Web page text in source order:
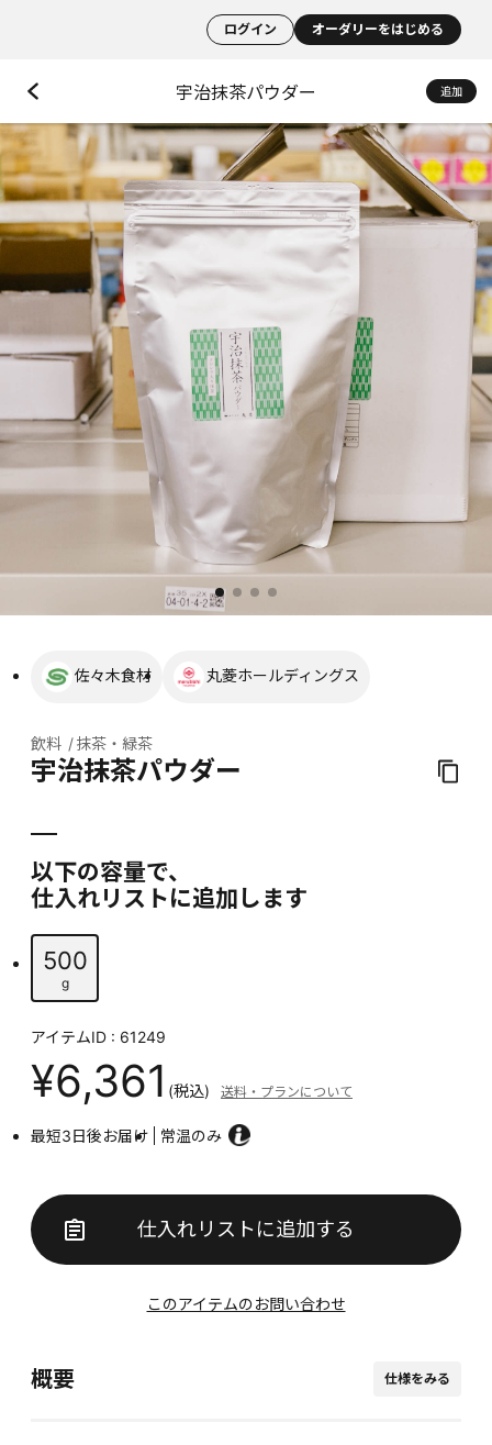
ログイン オーダリーをはじめる
宇治抹茶パウダー 追加
佐々木食材 丸菱ホールディングス
飲料 抹茶・緑茶
宇治抹茶パウダー
以下の容量で、
仕入れリストに追加します
500
g
アイテムID : 61249
¥6,361 (税込) 送料・プランについて
最短3日後お届け 常温のみ
仕入れリストに追加する
このアイテムのお問い合わせ
概要 仕様をみる